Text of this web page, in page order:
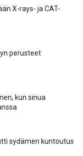
X-rays- ja CAT-
perusteet
kun sinua
sydämen kuntoutus